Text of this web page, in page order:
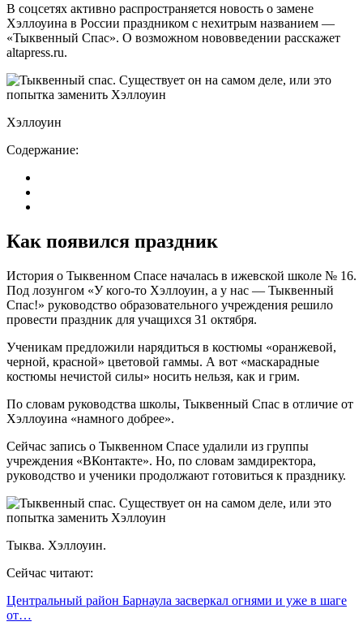
В соцсетях активно распространяется новость о замене
Хэллоуина в России праздником с нехитрым названием —
«Тыквенный Спас». О возможном нововведении расскажет
altapress.ru.
Хэллоуин
Содержание:
Как появился праздник
История о Тыквенном Спасе началась в ижевской школе № 16.
Под лозунгом «У кого-то Хэллоуин, а у нас — Тыквенный
Спас!» руководство образовательного учреждения решило
провести праздник для учащихся 31 октября.
Ученикам предложили нарядиться в костюмы «оранжевой,
черной, красной» цветовой гаммы. А вот «маскарадные
костюмы нечистой силы» носить нельзя, как и грим.
По словам руководства школы, Тыквенный Спас в отличие от
Хэллоуина «намного добрее».
Сейчас запись о Тыквенном Спасе удалили из группы
учреждения «ВКонтакте». Но, по словам замдиректора,
руководство и ученики продолжают готовиться к празднику.
Тыква. Хэллоуин.
Сейчас читают:
Центральный район Барнаула засверкал огнями и уже в шаге
от…